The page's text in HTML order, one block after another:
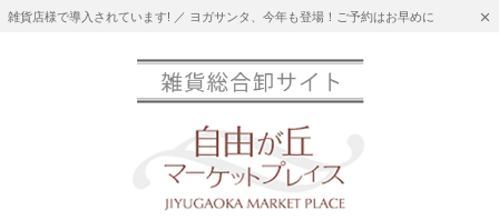
雑貨店様で導入されています! ／ ヨガサンタ、今年も登場！ご予約はお早めに